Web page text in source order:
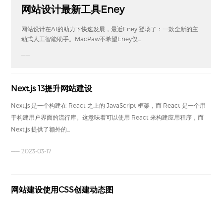
网站设计最新工具Eney
网站设计在AI的助力下快速发展，最近Eney 登场了：一款全新的主
动式人工智能助手。MacPaw不希望Eney仅...
——
Next.js 13提升网站建设
Next.js 是一个构建在 React 之上的 JavaScript 框架，而 React 是一个用
于构建用户界面的流行库。这意味着可以使用 React 来构建应用程序，而
Next.js 提供了额外的...
—— 2023-03-17
网站建设使用CSS创建动态图